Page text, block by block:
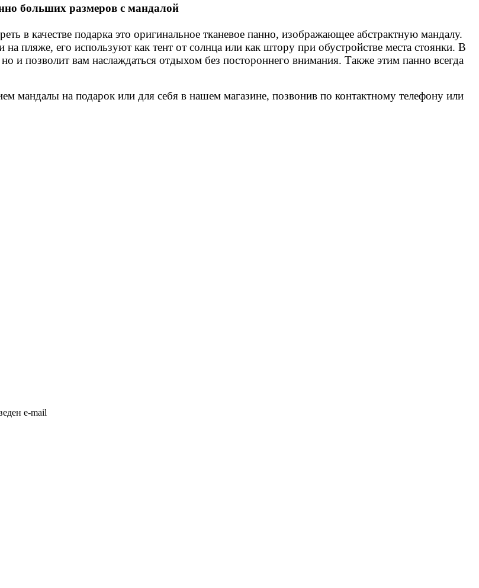
больших размеров с мандалой
в качестве подарка это оригинальное тканевое панно, изображающее абстрактную мандалу.
пляже, его используют как тент от солнца или как штору при обустройстве места стоянки. В
и позволит вам наслаждаться отдыхом без постороннего внимания. Также этим панно всегда
мандалы на подарок или для себя в нашем магазине, позвонив по контактному телефону или
e-mail